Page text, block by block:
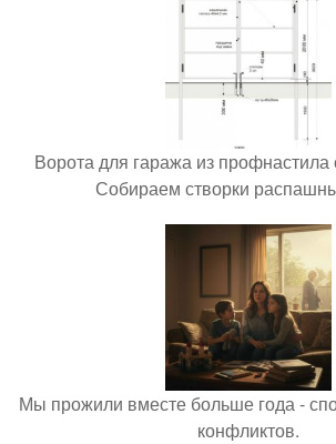
Ворота для гаража из
Собираем створки
Мы прожили вместе больше года -
конфликтов.